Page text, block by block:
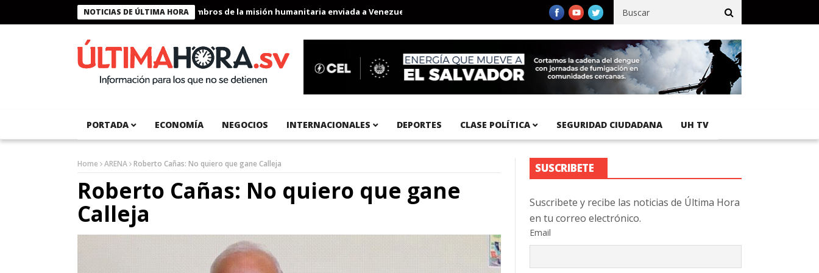
NOTICIAS DE ÚLTIMA HORA
Presidente Bukele condecora a miembros de la misión humanitaria enviada a Venezuela Aeropuerto Internacional del Pacífico registra 92 % de avance en obras de terracería
PORTADA ECONOMÍA NEGOCIOS INTERNACIONALES DEPORTES CLASE POLÍTICA SEGURIDAD CIUDADANA UH TV
Home ARENA Roberto Cañas: No quiero que gane Calleja
Roberto Cañas: No quiero que gane
Calleja
SUSCRIBETE
Suscribete y recibe las noticias de Última Hora
en tu correo electrónico.
Email